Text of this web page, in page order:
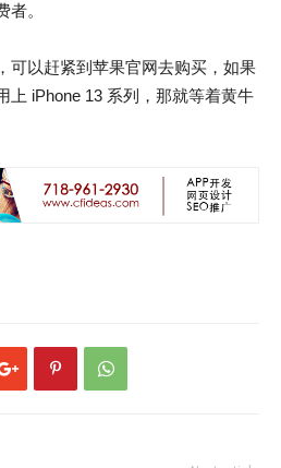
。
可以赶紧到苹果官网去购买，如果
上 iPhone 13 系列，那就等着黄牛